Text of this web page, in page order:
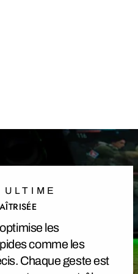
les
comme les
Chaque geste est